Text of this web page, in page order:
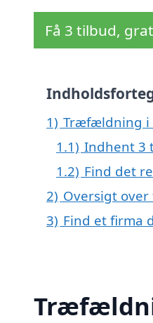
Få 3 tilbud,
1) Træfældning i
1.1) Indhent 3
1.2) Find det
2) Oversigt
3) Find et firma